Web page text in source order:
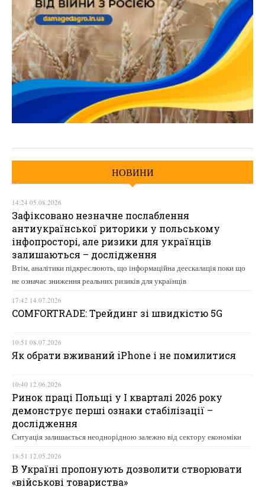
НОВИНИ
14:24 05.08.2026
Зафіксовано незначне послаблення
антиукраїнської риторики у польському
інфопросторі, але ризики для українців
залишаються – дослідження
Втім, аналітики підкреслюють, що інформаційна деескалація поки що
не означає зниження реальних ризиків для українців
17:42 14.07.2026
COMFORTRADE: Трейдинг зі швидкістю 5G
10:51 08.07.2026
Як обрати вживаний iPhone і не помилитися
10:40 12.06.2026
Ринок праці Польщі у І кварталі 2026 року
демонструє перші ознаки стабілізації –
дослідження
Ситуація залишається неоднорідною залежно від сектору економіки
18:51 12.05.2026
В Україні пропонують дозволити створювати
«військові товариства»